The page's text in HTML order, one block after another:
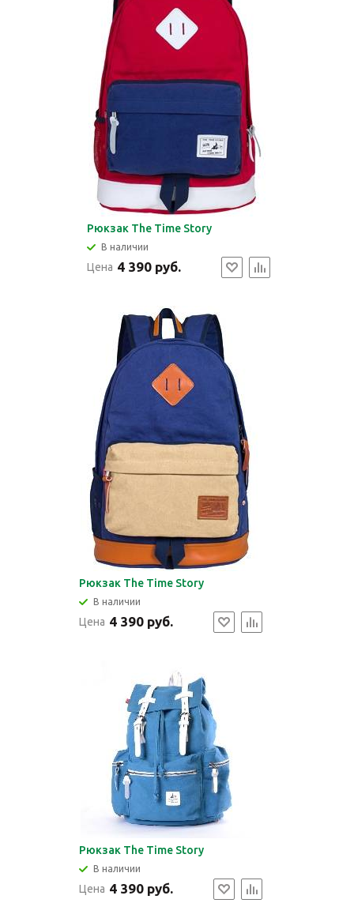
Рюкзак The Time Story
В наличии
Цена 4 390 руб.
Рюкзак The Time Story
В наличии
Цена 4 390 руб.
Рюкзак The Time Story
В наличии
Цена 4 390 руб.